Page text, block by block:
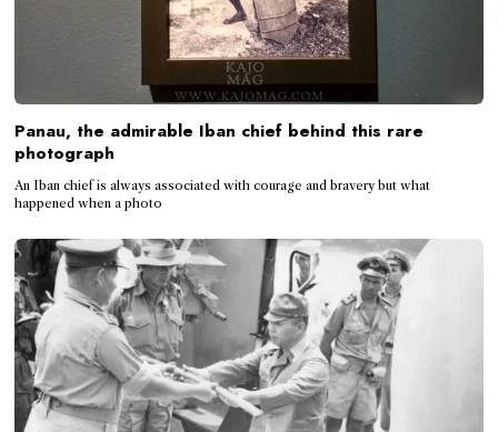
Panau, the admirable Iban chief behind this rare
photograph
An Iban chief is always associated with courage and bravery but what
happened when a photo